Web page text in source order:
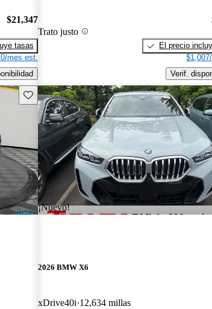
$21,347
tasas
mes est.
Trato justo
El precio
Verif.
Guarda este Aviso
¡Nuevo!
2026 BMW X6
xDrive40i 12,634 millas